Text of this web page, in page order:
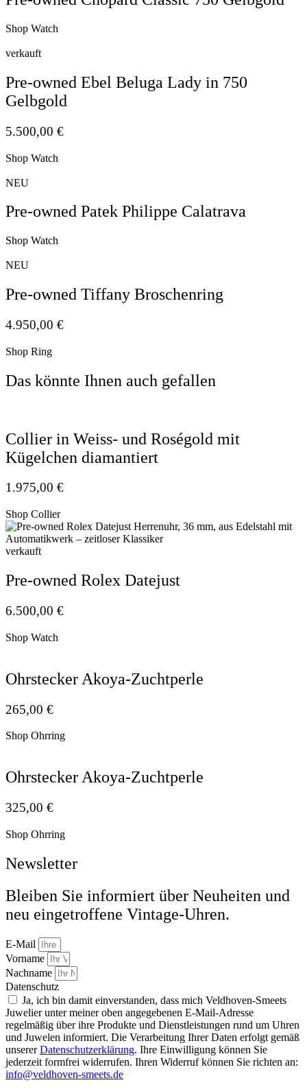
Shop Watch
verkauft
Pre-owned Ebel Beluga Lady in 750
Gelbgold
5.500,00 €
Shop Watch
NEU
Pre-owned Patek Philippe Calatrava
Shop Watch
NEU
Pre-owned Tiffany Broschenring
4.950,00 €
Shop Ring
Das könnte Ihnen auch gefallen
Collier in Weiss- und Roségold mit
Kügelchen diamantiert
1.975,00 €
Shop Collier
verkauft
Pre-owned Rolex Datejust
6.500,00 €
Shop Watch
Ohrstecker Akoya-Zuchtperle
265,00 €
Shop Ohrring
Ohrstecker Akoya-Zuchtperle
325,00 €
Shop Ohrring
Newsletter
Bleiben Sie informiert über Neuheiten und
neu eingetroffene Vintage-Uhren.
E-Mail
Vorname
Nachname
Datenschutz
Ja, ich bin damit einverstanden, dass mich Veldhoven-Smeets
Juwelier unter meiner oben angegebenen E-Mail-Adresse
regelmäßig über ihre Produkte und Dienstleistungen rund um Uhren
und Juwelen informiert. Die Verarbeitung Ihrer Daten erfolgt gemäß
unsererDatenschutzerklärung. Ihre Einwilligung können Sie
jederzeit formfrei widerrufen. Ihren Widerruf können Sie richten an:
info@veldhoven-smeets.de